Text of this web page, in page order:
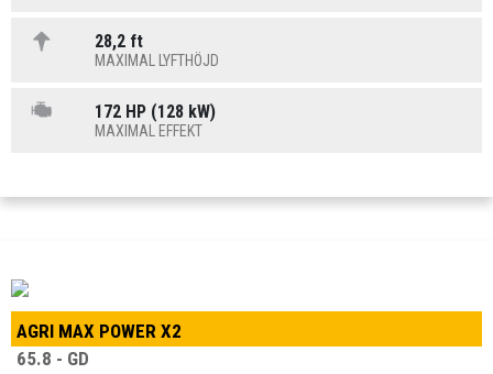
28,2 ft
MAXIMAL LYFTHÖJD
172 HP (128 kW)
MAXIMAL EFFEKT
AGRI MAX POWER X2
65.8 - GD